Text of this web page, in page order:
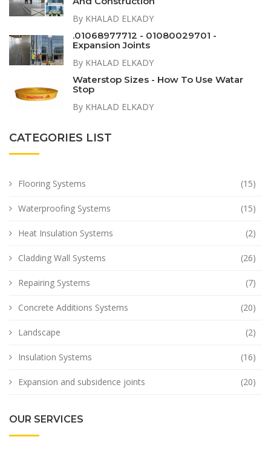
By KHALAD ELKADY
.01068977712 - 01080029701 -
Expansion Joints
By KHALAD ELKADY
Waterstop Sizes - How To Use Watar
Stop
By KHALAD ELKADY
CATEGORIES LIST
Flooring Systems (15)
Waterproofing Systems (15)
Heat Insulation Systems (2)
Cladding Wall Systems (26)
Repairing Systems (7)
Concrete Additions Systems (20)
Landscape (2)
Insulation Systems (16)
Expansion and subsidence joints (20)
OUR SERVICES